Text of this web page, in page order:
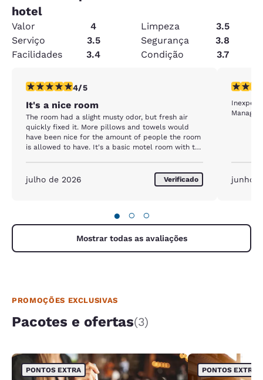
hotel
Valor 4 Limpeza
3.5
Serviço
3.5 Segurança
3.8
Facilidades
3.4 Condição 3.7
classificação 4 estrelas. Muito bom. 1 avaliação
4/5
It's a nice room
The room had a slight musty odor, but fresh air
quickly fixed it. More pillows and towels would
have been nice for the amount of people the room
is allowed to have. It's a basic motel room with the
julho de 2026 Verificado
Managers
junho
● ○ ○
Mostrar todas as avaliações
PROMOÇÕES EXCLUSIVAS
Pacotes e ofertas(3)
PONTOS EXTRA PONTOS EXTRA